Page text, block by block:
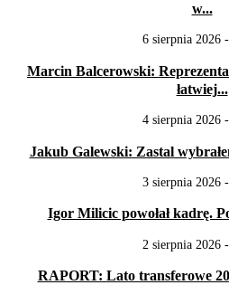
w...
6 sierpnia 2026
Marcin Balcerowski:
łatwiej...
4 sierpnia 2026
Jakub Galewski: Zastal
3 sierpnia 2026
Igor Milicic powołał kadrę.
2 sierpnia 2026
RAPORT: Lato transferowe